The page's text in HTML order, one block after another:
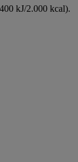
kJ/2.000 kcal).